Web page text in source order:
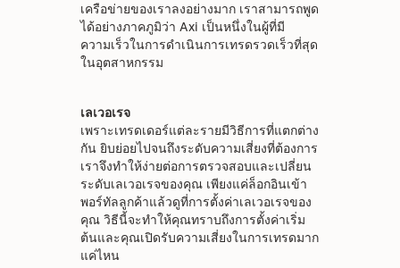
เครือข่ายของเราลงอย่างมาก เราสามารถพูด
ได้อย่างภาคภูมิว่า Axi เป็นหนึ่งในผู้ที่มี
ความเร็วในการดำเนินการเทรดรวดเร็วที่สุด
ในอุตสาหกรรม
เลเวอเรจ
เพราะเทรดเดอร์แต่ละรายมีวิธีการที่แตกต่าง
กัน ยิบย่อยไปจนถึงระดับความเสี่ยงที่ต้องการ
เราจึงทำให้ง่ายต่อการตรวจสอบและเปลี่ยน
ระดับเลเวอเรจของคุณ เพียงแค่ล็อกอินเข้า
พอร์ทัลลูกค้าแล้วดูที่การตั้งค่าเลเวอเรจของ
คุณ วิธีนี้จะทำให้คุณทราบถึงการตั้งค่าเริ่ม
ต้นและคุณเปิดรับความเสี่ยงในการเทรดมาก
แค่ไหน